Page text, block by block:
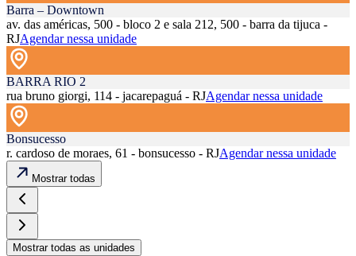
Barra – Downtown
av. das américas, 500 - bloco 2 e sala 212, 500 - barra da tijuca -
RJAgendar nessa unidade
BARRA RIO 2
rua bruno giorgi, 114 - jacarepaguá - RJAgendar nessa unidade
Bonsucesso
r. cardoso de moraes, 61 - bonsucesso - RJAgendar nessa unidade
Mostrar todas
Mostrar todas as unidades